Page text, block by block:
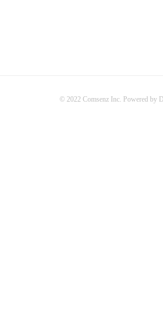
© 2022 Comsenz Inc. Powered by